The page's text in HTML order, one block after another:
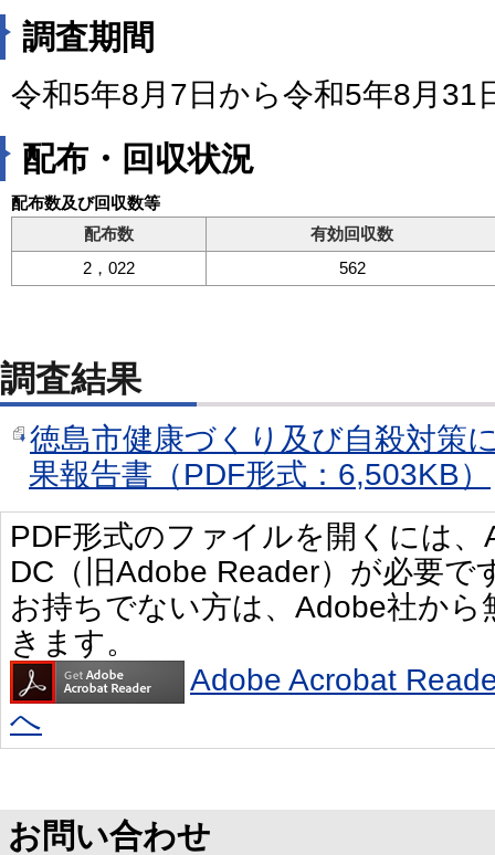
調査期間
令和5年8月7日から令和5年8月31
配布・回収状況
配布数及び回収数等
配布数
有効回収数
2，022
562
調査結果
徳島市健康づくり及び自殺対策
果報告書（PDF形式：6,503KB）
PDF形式のファイルを開くには
DC（旧Adobe Reader）が必要で
お持ちでない方は、Adobe社か
きます。
Adobe Acrobat
へ
お問い合わせ